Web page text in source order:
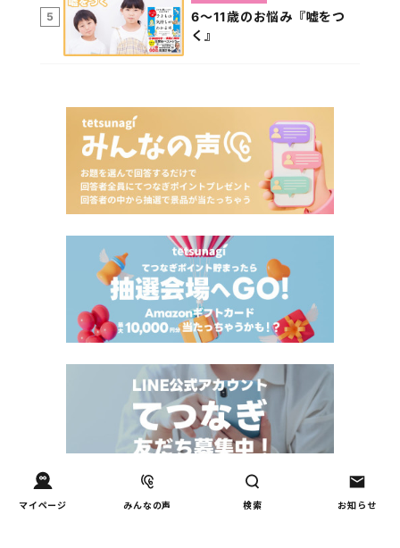
マイページ みんなの声 検索 お知らせ
5
6～11歳のお悩み『嘘をつ
く』
Tweets by tetsunagi_pj